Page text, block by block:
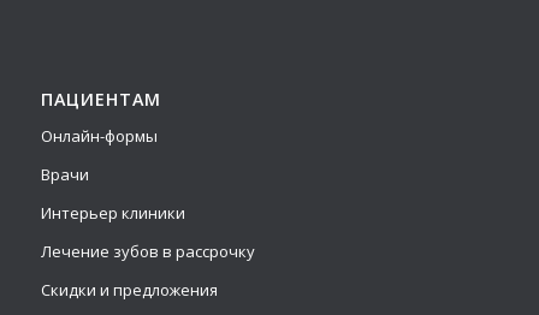
ПАЦИЕНТАМ
Онлайн-формы
Врачи
Интерьер клиники
Лечение зубов в рассрочку
Скидки и предложения